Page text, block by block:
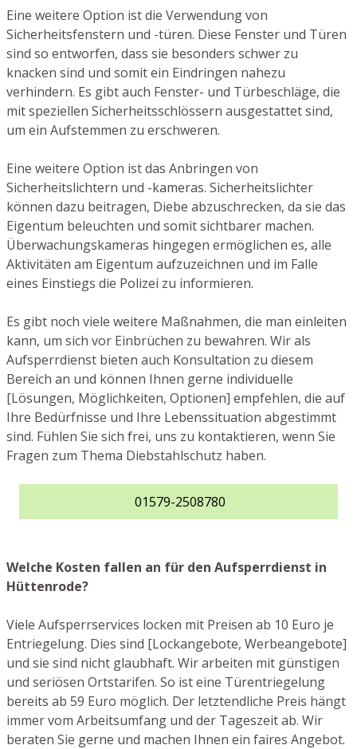
Eine weitere Option ist die Verwendung von
Sicherheitsfenstern und -türen. Diese Fenster und Türen
sind so entworfen, dass sie besonders schwer zu
knacken sind und somit ein Eindringen nahezu
verhindern. Es gibt auch Fenster- und Türbeschläge, die
mit speziellen Sicherheitsschlössern ausgestattet sind,
um ein Aufstemmen zu erschweren.
Eine weitere Option ist das Anbringen von
Sicherheitslichtern und -kameras. Sicherheitslichter
können dazu beitragen, Diebe abzuschrecken, da sie das
Eigentum beleuchten und somit sichtbarer machen.
Überwachungskameras hingegen ermöglichen es, alle
Aktivitäten am Eigentum aufzuzeichnen und im Falle
eines Einstiegs die Polizei zu informieren.
Es gibt noch viele weitere Maßnahmen, die man einleiten
kann, um sich vor Einbrüchen zu bewahren. Wir als
Aufsperrdienst bieten auch Konsultation zu diesem
Bereich an und können Ihnen gerne individuelle
[Lösungen, Möglichkeiten, Optionen] empfehlen, die auf
Ihre Bedürfnisse und Ihre Lebenssituation abgestimmt
sind. Fühlen Sie sich frei, uns zu kontaktieren, wenn Sie
Fragen zum Thema Diebstahlschutz haben.
01579-2508780
Welche Kosten fallen an für den Aufsperrdienst in
Hüttenrode?
Viele Aufsperrservices locken mit Preisen ab 10 Euro je
Entriegelung. Dies sind [Lockangebote, Werbeangebote]
und sie sind nicht glaubhaft. Wir arbeiten mit günstigen
und seriösen Ortstarifen. So ist eine Türentriegelung
bereits ab 59 Euro möglich. Der letztendliche Preis hängt
immer vom Arbeitsumfang und der Tageszeit ab. Wir
beraten Sie gerne und machen Ihnen ein faires Angebot.